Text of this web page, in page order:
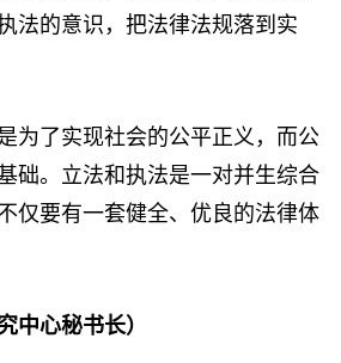
法的意识，把法律法规落到实
了实现社会的公平正义，而公
础。立法和执法是一对并生综合
仅要有一套健全、优良的法律体
中心秘书长）